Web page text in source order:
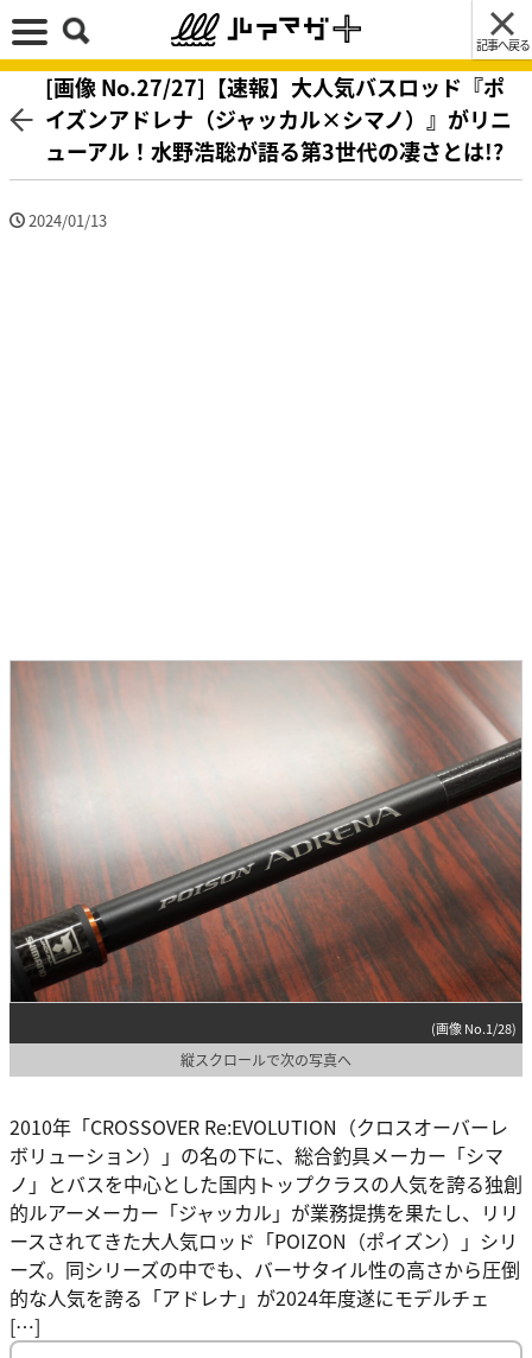
記事へ戻る
[画像 No.27/27]【速報】大人気バスロッド『ポ
イズンアドレナ（ジャッカル×シマノ）』がリニ
ューアル！水野浩聡が語る第3世代の凄さとは!?
2024/01/13
(画像 No.1/28)
縦スクロールで次の写真へ
2010年「CROSSOVER Re:EVOLUTION（クロスオーバーレ
ボリューション）」の名の下に、総合釣具メーカー「シマ
ノ」とバスを中心とした国内トップクラスの人気を誇る独創
的ルアーメーカー「ジャッカル」が業務提携を果たし、リリ
ースされてきた大人気ロッド「POIZON（ポイズン）」シリ
ーズ。同シリーズの中でも、バーサタイル性の高さから圧倒
的な人気を誇る「アドレナ」が2024年度遂にモデルチェ
[…]